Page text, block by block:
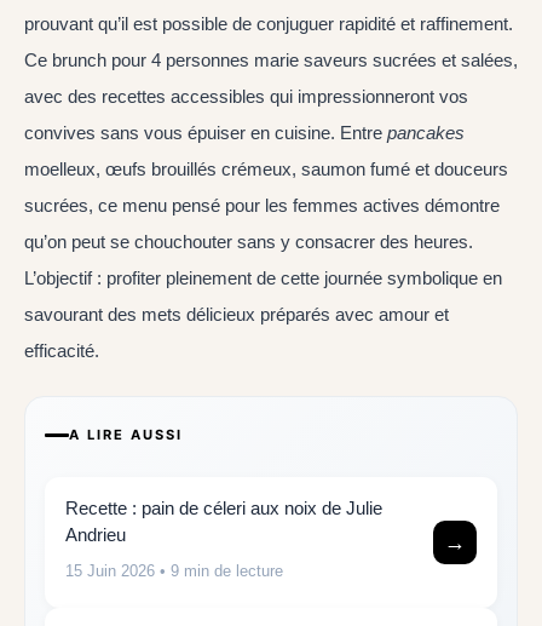
prouvant qu’il est possible de conjuguer rapidité et raffinement.
Ce brunch pour 4 personnes marie saveurs sucrées et salées,
avec des recettes accessibles qui impressionneront vos
convives sans vous épuiser en cuisine. Entre pancakes
moelleux, œufs brouillés crémeux, saumon fumé et douceurs
sucrées, ce menu pensé pour les femmes actives démontre
qu’on peut se chouchouter sans y consacrer des heures.
L’objectif : profiter pleinement de cette journée symbolique en
savourant des mets délicieux préparés avec amour et
efficacité.
A LIRE AUSSI
Recette : pain de céleri aux noix de Julie
Andrieu
15 Juin 2026 • 9 min de lecture
→